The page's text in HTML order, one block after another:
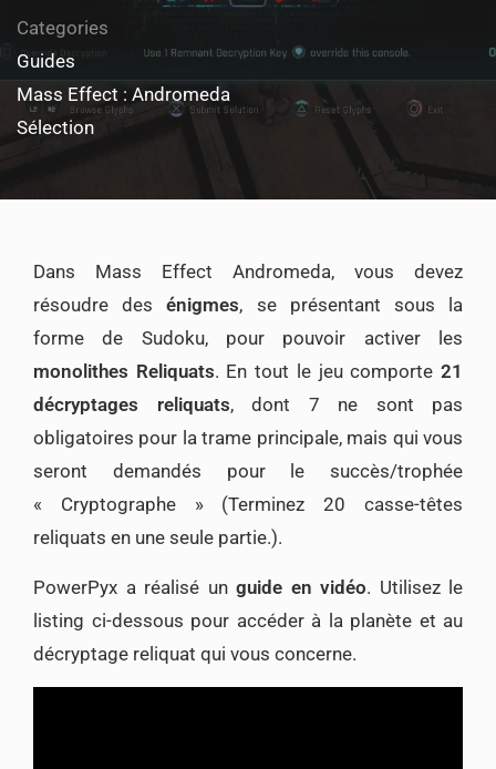
Categories
Guides
Mass Effect : Andromeda
Sélection
Dans Mass Effect Andromeda, vous devez
résoudre desénigmes, se présentant sous la
forme de Sudoku, pour pouvoir activer les
monolithes Reliquats. En tout le jeu comporte21
décryptages reliquats, dont 7 ne sont pas
obligatoires pour la trame principale, mais qui vous
seront demandés pour le succès/trophée
« Cryptographe » (Terminez 20 casse-têtes
reliquats en une seule partie.).
PowerPyx a réalisé un guide en vidéo. Utilisez le
listing ci-dessous pour accéder à la planète et au
décryptage reliquat qui vous concerne.